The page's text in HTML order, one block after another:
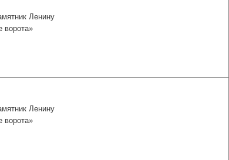
Ленину
ворота»
Ленину
ворота»